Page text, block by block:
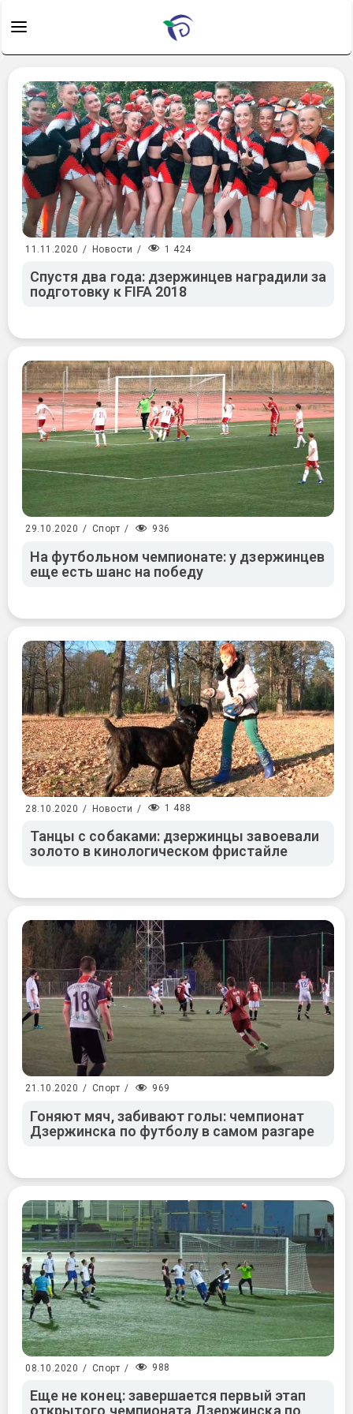
11.11.2020 / Новости / 1 424
Спустя два года: дзержинцев наградили за
подготовку к FIFA 2018
29.10.2020 / Спорт / 936
На футбольном чемпионате: у дзержинцев
еще есть шанс на победу
28.10.2020 / Новости / 1 488
Танцы с собаками: дзержинцы завоевали
золото в кинологическом фристайле
21.10.2020 / Спорт / 969
Гоняют мяч, забивают голы: чемпионат
Дзержинска по футболу в самом разгаре
08.10.2020 / Спорт / 988
Еще не конец: завершается первый этап
открытого чемпионата Дзержинска по